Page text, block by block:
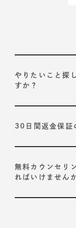
やりたいこと探
すか？
プログラムで
お客様自身が
を持っている
30日間返金保証
受講開始から30
い。
無料カウンセリ
ればいけません